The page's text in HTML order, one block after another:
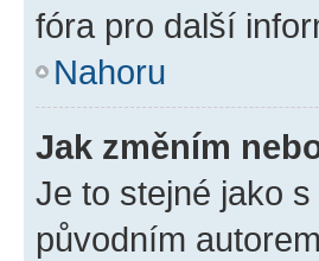
fóra pro další
Nahoru
Jak změním
Je to stejné jako
původním